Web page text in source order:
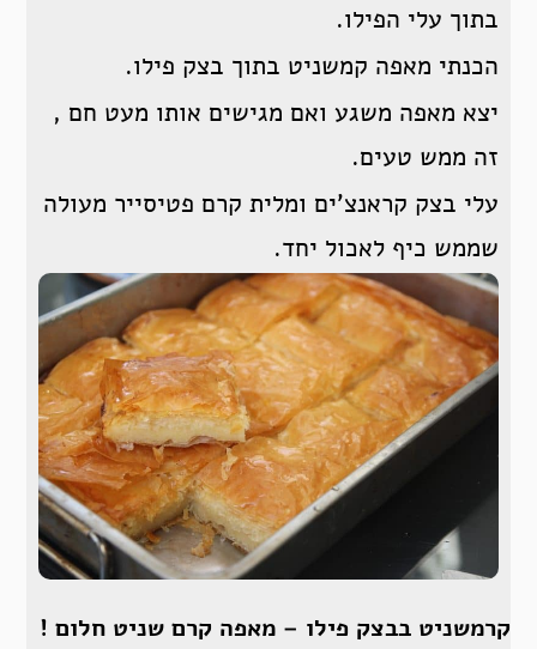
בתוך עלי הפילו.
הכנתי מאפה קמשניט בתוך בצק פילו.
יצא מאפה משגע ואם מגישים אותו מעט חם ,
זה ממש טעים.
עלי בצק קראנצ’ים ומלית קרם פטיסייר מעולה
שממש כיף לאכול יחד.
קרמשניט בבצק פילו – מאפה קרם שניט חלום !